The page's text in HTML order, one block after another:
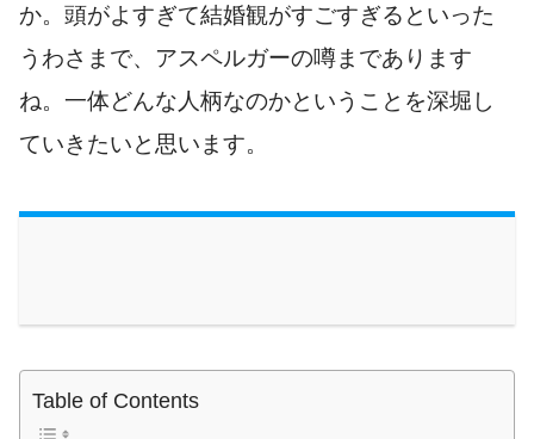
か。頭がよすぎて結婚観がすごすぎるといった
うわさまで、アスペルガーの噂まであります
ね。一体どんな人柄なのかということを深堀し
ていきたいと思います。
Table of Contents